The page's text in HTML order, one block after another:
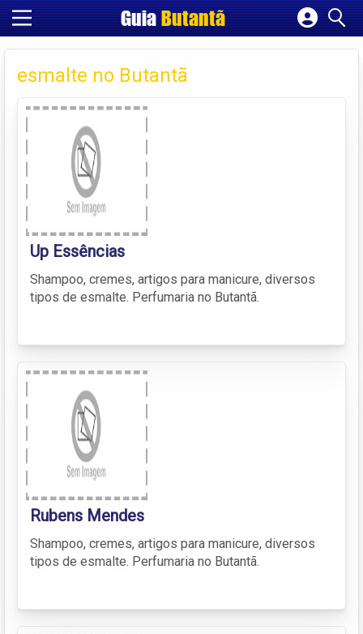
GuiaButantã
Cadastrar empresa
Fazer login
Criar conta
esmalte no Butantã
Up Essências
Shampoo, cremes, artigos para manicure, diversos
tipos de esmalte. Perfumaria no Butantã.
Rubens Mendes
Shampoo, cremes, artigos para manicure, diversos
tipos de esmalte. Perfumaria no Butantã.